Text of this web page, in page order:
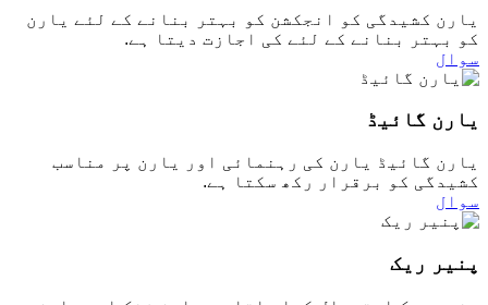
یارن کشیدگی کو انجکشن کو بہتر بنانے کے لئے یارن
کو بہتر بنانے کے لئے کی اجازت دیتا ہے.
سوال
یارن گائیڈ
یارن گائیڈ یارن کی رہنمائی اور یارن پر مناسب
کشیدگی کو برقرار رکھ سکتا ہے.
سوال
پنیر ریک